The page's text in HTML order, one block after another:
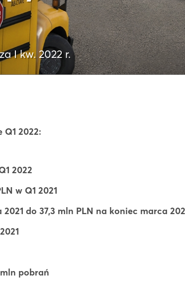
I kw. 2022 r.
2022:
2022
w Q1 2021
do 37,3 mln PLN na koniec marca
pobrań